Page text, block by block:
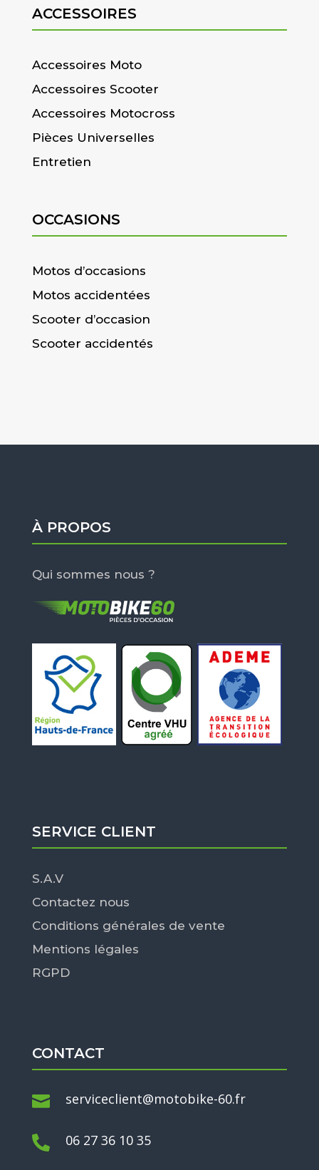
ACCESSOIRES
Accessoires Moto
Accessoires Scooter
Accessoires Motocross
Pièces Universelles
Entretien
OCCASIONS
Motos d’occasions
Motos accidentées
Scooter d’occasion
Scooter accidentés
À PROPOS
Qui sommes nous ?
SERVICE CLIENT
S.A.V
Contactez nous
Conditions générales de vente
Mentions légales
RGPD
CONTACT
 serviceclient@motobike-60.fr
 06 27 36 10 35